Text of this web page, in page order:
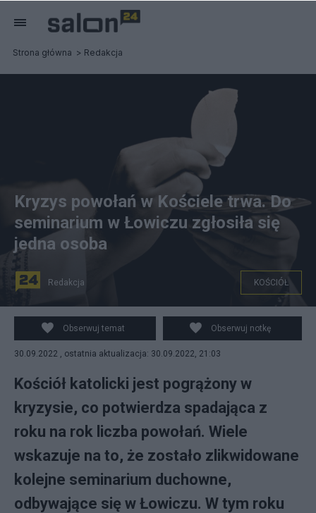
Strona główna Redakcja
Kryzys powołań w kościele trwa. fot.pxhere.com
Kryzys powołań w Kościele trwa. Do
seminarium w Łowiczu zgłosiła się
jedna osoba
Redakcja KOŚCIÓŁ
Obserwuj temat Obserwuj notkę
30.09.2022 , ostatnia aktualizacja: 30.09.2022, 21:03
Kościół katolicki jest pogrążony w
kryzysie, co potwierdza spadająca z
roku na rok liczba powołań. Wiele
wskazuje na to, że zostało zlikwidowane
kolejne seminarium duchowne,
odbywające się w Łowiczu. W tym roku